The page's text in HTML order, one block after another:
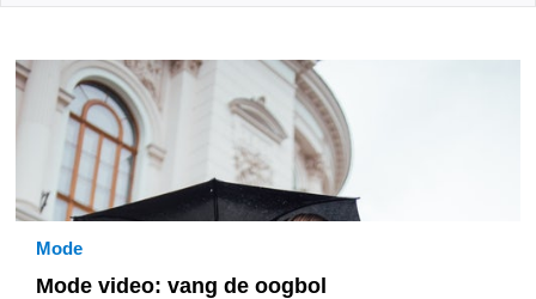
Mode
Mode video: vang de oogbol